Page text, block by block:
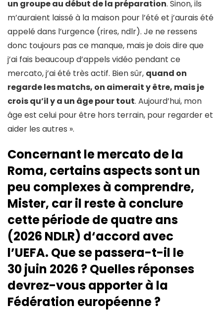
un groupe au début de la préparation. Sinon, ils
m’auraient laissé à la maison pour l’été et j’aurais été
appelé dans l’urgence (rires, ndlr). Je ne ressens
donc toujours pas ce manque, mais je dois dire que
j’ai fais beaucoup d’appels vidéo pendant ce
mercato, j’ai été très actif. Bien sûr, quand on
regarde les matchs, on aimerait y être, mais je
crois qu’il y a un âge pour tout. Aujourd’hui, mon
âge est celui pour être hors terrain, pour regarder et
aider les autres ».
Concernant le mercato de la
Roma, certains aspects sont un
peu complexes à comprendre,
Mister, car il reste à conclure
cette période de quatre ans
(2026 NDLR) d‘accord avec
l’UEFA. Que se passera-t-il le
30 juin 2026 ? Quelles réponses
devrez-vous apporter à la
Fédération européenne ?